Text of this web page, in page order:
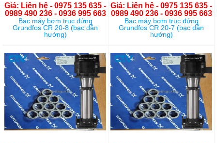
Giá: Liên hệ - 0975 135 635 -
0989 490 236 - 0936 995 663
Bạc máy bơm trục đứng
Grundfos CR 20-8 (bạc dẫn
hướng)
Giá: Liên hệ - 0975 135 635 -
0989 490 236 - 0936 995 663
Bạc máy bơm trục đứng
Grundfos CR 20-7 (bạc dẫn
hướng)